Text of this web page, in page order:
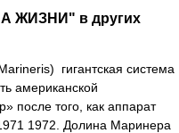
ЖИЗНИ" в других
гигантская система
американской
после того, как аппарат
1972. Долина Маринера